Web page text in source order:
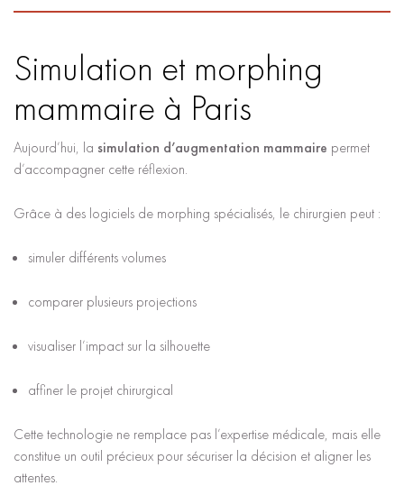
Simulation et morphing
mammaire à Paris
Aujourd’hui, la simulation d’augmentation mammaire permet
d’accompagner cette réflexion.
Grâce à des logiciels de morphing spécialisés, le chirurgien peut :
simuler différents volumes
comparer plusieurs projections
visualiser l’impact sur la silhouette
affiner le projet chirurgical
Cette technologie ne remplace pas l’expertise médicale, mais elle
constitue un outil précieux pour sécuriser la décision et aligner les
attentes.